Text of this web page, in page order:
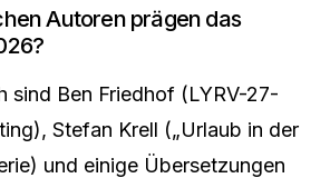
Autoren prägen das
sind Ben Friedhof (LYRV-27-
Stefan Krell („Urlaub in der
und einige Übersetzungen